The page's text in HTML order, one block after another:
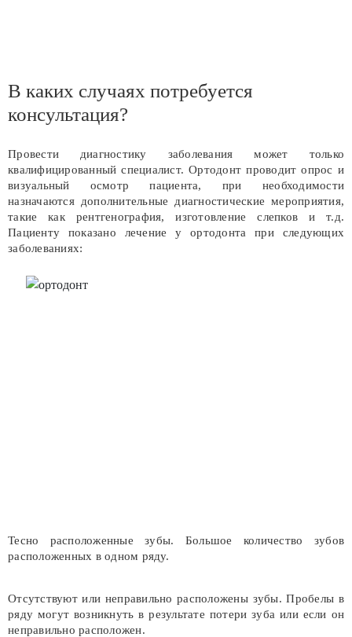
В каких случаях потребуется
консультация?
Провести диагностику заболевания может только
квалифицированный специалист. Ортодонт проводит опрос и
визуальный осмотр пациента, при необходимости
назначаются дополнительные диагностические мероприятия,
такие как рентгенография, изготовление слепков и т.д.
Пациенту показано лечение у ортодонта при следующих
заболеваниях:
Тесно расположенные зубы. Большое количество зубов
расположенных в одном ряду.
Отсутствуют или неправильно расположены зубы. Пробелы в
ряду могут возникнуть в результате потери зуба или если он
неправильно расположен.